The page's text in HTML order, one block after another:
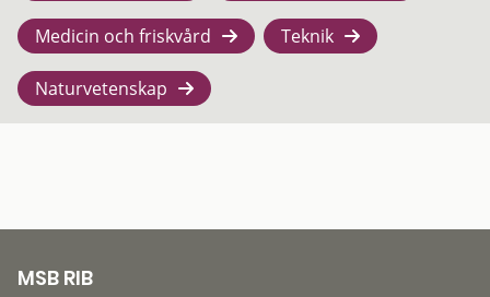
Medicin och friskvård Teknik
Naturvetenskap
MSB RIB